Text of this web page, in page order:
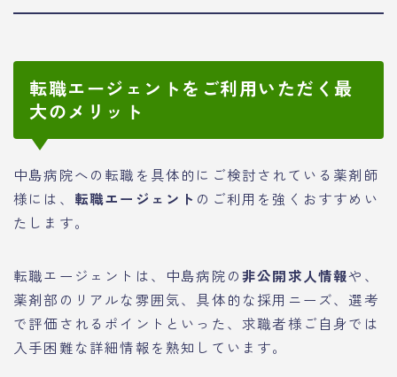
転職エージェントをご利用いただく最
大のメリット
中島病院への転職を具体的にご検討されている薬剤師
様には、 転職エージェント のご利用を強くおすすめい
たします。
転職エージェントは、中島病院の非公開求人情報や、
薬剤部のリアルな雰囲気、具体的な採用ニーズ、選考
で評価されるポイントといった、求職者様ご自身では
入手困難な詳細情報を熟知しています。